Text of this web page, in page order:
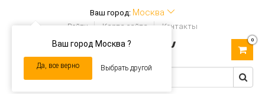
Ваш город: Москва
Ваш город Москва ?
Да, все верно Выбрать другой
Войти Карта сайта Контакты
navigation
0